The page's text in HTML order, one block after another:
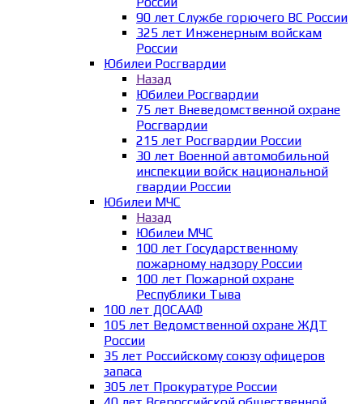
90 лет Службе горючего ВС России
325 лет Инженерным войскам
России
Юбилеи Росгвардии
Назад
Юбилеи Росгвардии
75 лет Вневедомственной охране
Росгвардии
215 лет Росгвардии России
30 лет Военной автомобильной
инспекции войск национальной
гвардии России
Юбилеи МЧС
Назад
Юбилеи МЧС
100 лет Государственному
пожарному надзору России
100 лет Пожарной охране
Республики Тыва
100 лет ДОСААФ
105 лет Ведомственной охране ЖДТ
России
35 лет Российскому союзу офицеров
запаса
305 лет Прокуратуре России